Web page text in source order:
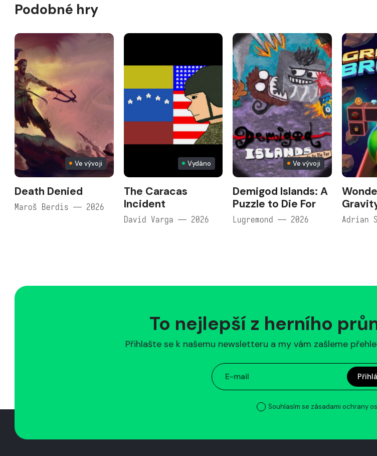
Podobné hry
Ve vývoji
Death Denied
Maroš Berdis — 2026
Vydáno
The Caracas
Incident
David Varga — 2026
Ve vývoji
Demigod Islands: A
Puzzle to Die For
Lugremond — 2026 Adrian
To nejlepší z herního
Přihlašte se k našemu newsletteru a my vám zašleme
Souhlasím se zásadami ochrany